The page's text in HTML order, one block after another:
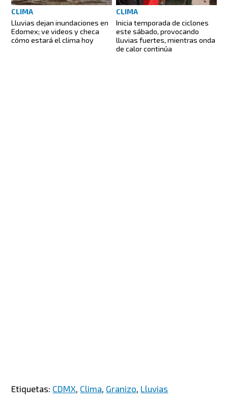
CLIMA
Lluvias dejan inundaciones en
Edomex; ve videos y checa
cómo estará el clima hoy
CLIMA
Inicia temporada de ciclones
este sábado, provocando
lluvias fuertes, mientras onda
de calor continúa
Etiquetas: CDMX Clima Granizo Lluvias